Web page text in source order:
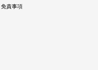
免責事項